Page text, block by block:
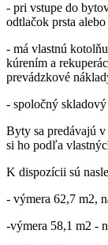
- pri vstupe do
odtlačok prsta
- má vlastnú
kúrením a
prevádzkové
- spoločný
Byty sa predávajú
si ho podľa
K dispozícii sú
- výmera 62,7 m2,
-výmera 58,1 m2 -